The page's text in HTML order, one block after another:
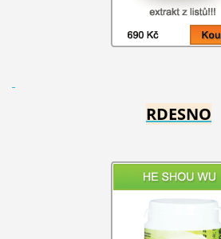
RDESNO